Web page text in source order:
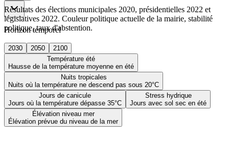
Horizon temporel
2030 2050
2100
Température été
Hausse de la température moyenne en été
Nuits tropicales
Nuits où la température ne descend pas sous 20°C
Jours de canicule
Jours où la température dépasse 35°C
Stress hydrique
Jours avec sol sec en été
Élévation niveau mer
Élévation prévue du niveau de la mer
Résultats des élections municipales 2020, présidentielles 2022 et
législatives 2022. Couleur politique actuelle de la mairie, stabilité
politique, taux d'abstention.